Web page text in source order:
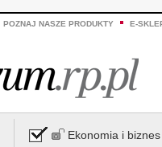
POZNAJ NASZE PRODUKTY E-
Ekonomia i biznes